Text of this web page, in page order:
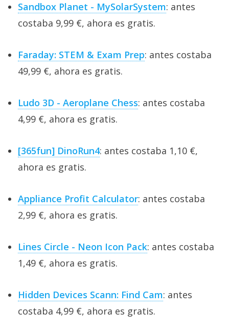
Sandbox Planet - MySolarSystem: antes
costaba 9,99 €, ahora es gratis.
Faraday: STEM & Exam Prep: antes costaba
49,99 €, ahora es gratis.
Ludo 3D - Aeroplane Chess: antes costaba
4,99 €, ahora es gratis.
[365fun] DinoRun4: antes costaba 1,10 €,
ahora es gratis.
Appliance Profit Calculator: antes costaba
2,99 €, ahora es gratis.
Lines Circle - Neon Icon Pack: antes costaba
1,49 €, ahora es gratis.
Hidden Devices Scann: Find Cam: antes
costaba 4,99 €, ahora es gratis.